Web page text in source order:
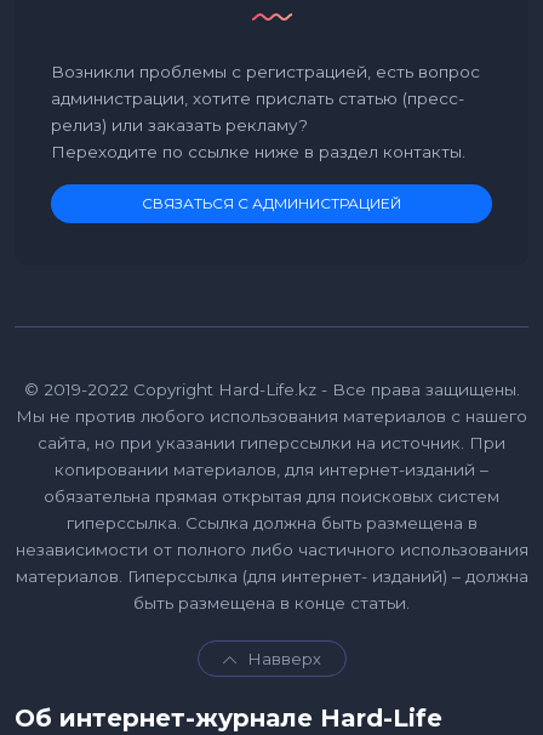
Возникли проблемы с регистрацией, есть вопрос
администрации, хотите прислать статью (пресс-
релиз) или заказать рекламу?
Переходите по ссылке ниже в раздел контакты.
СВЯЗАТЬСЯ С АДМИНИСТРАЦИЕЙ
© 2019-2022 Copyright Hard-Life.kz - Все права защищены.
Мы не против любого использования материалов с нашего
сайта, но при указании гиперссылки на источник. При
копировании материалов, для интернет-изданий –
обязательна прямая открытая для поисковых систем
гиперссылка. Ссылка должна быть размещена в
независимости от полного либо частичного использования
материалов. Гиперссылка (для интернет- изданий) – должна
быть размещена в конце статьи.
Навверх
Об интернет-журнале Hard-Life